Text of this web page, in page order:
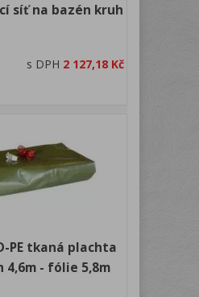
síť na bazén kruh
s DPH 2 127,18 Kč
PE tkaná plachta
4,6m - fólie 5,8m